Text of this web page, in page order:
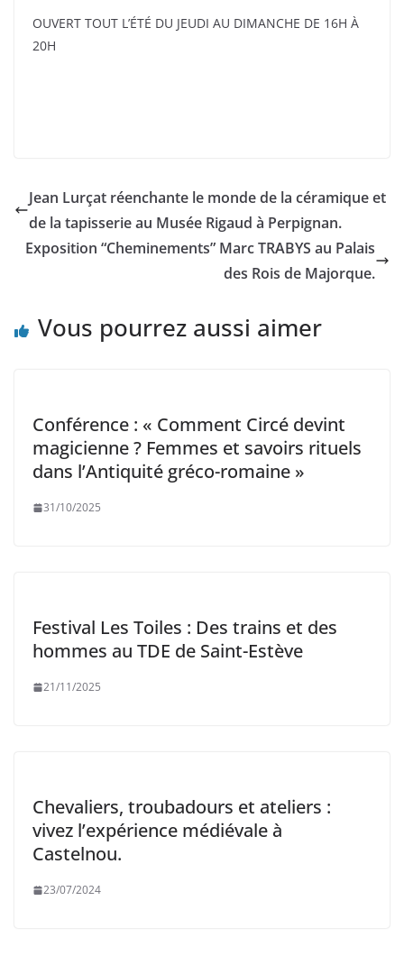
OUVERT TOUT L’ÉTÉ DU JEUDI AU DIMANCHE DE 16H À
20H
Jean Lurçat réenchante le monde de la céramique et
de la tapisserie au Musée Rigaud à Perpignan.
Exposition “Cheminements” Marc TRABYS au Palais
des Rois de Majorque.
Vous pourrez aussi aimer
Conférence : « Comment Circé devint
magicienne ? Femmes et savoirs rituels
dans l’Antiquité gréco-romaine »
31/10/2025
Festival Les Toiles : Des trains et des
hommes au TDE de Saint-Estève
21/11/2025
Chevaliers, troubadours et ateliers :
vivez l’expérience médiévale à
Castelnou.
23/07/2024